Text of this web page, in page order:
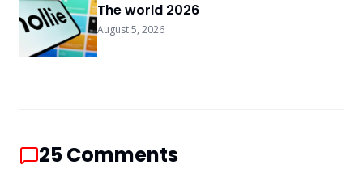
The world 2026
August 5, 2026
25Comments